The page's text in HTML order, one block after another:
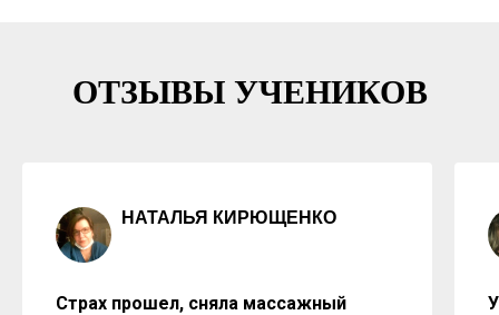
ОТ ЗЫВЫ УЧЕНИКОВ
НАТАЛЬЯ КИРЮЩЕНКО
Страх прошел, сняла массажный